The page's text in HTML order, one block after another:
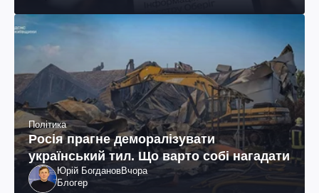
Політика
Росія прагне деморалізувати
український тил. Що варто собі нагадати
Юрій БогдановВчора
Блогер